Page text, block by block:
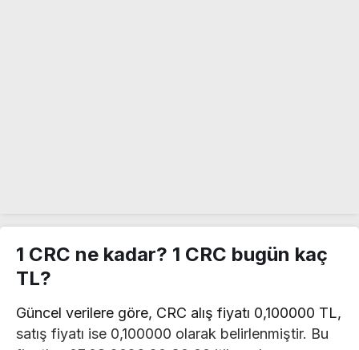
1 CRC ne kadar? 1 CRC bugün kaç
TL?
Güncel verilere göre, CRC alış fiyatı 0,100000 TL,
satış fiyatı ise 0,100000 olarak belirlenmiştir. Bu